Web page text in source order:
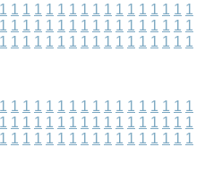
1 1 1 1 1 1 1 1 1 1 1 1 1 1 1 1 1
1 1 1 1 1 1 1 1 1 1 1 1 1 1 1 1 1
1 1 1 1 1 1 1 1 1 1 1 1 1 1 1 1 1
1 1 1 1 1 1 1 1 1 1 1 1 1 1 1 1 1
1 1 1 1 1 1 1 1 1 1 1 1 1 1 1 1 1
1 1 1 1 1 1 1 1 1 1 1 1 1 1 1 1 1